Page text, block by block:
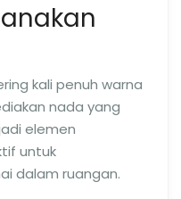
kali penuh warna
nada yang
elemen
untuk
dalam ruangan.